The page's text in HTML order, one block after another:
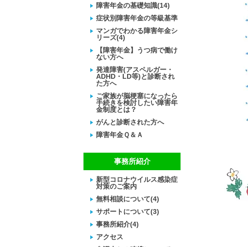
障害年金の基礎知識(14)
症状別障害年金の等級基準
マンガでわかる障害年金シ
リーズ(4)
【障害年金】うつ病で働け
ない方へ
発達障害(アスペルガー・
ADHD・LD等)と診断され
た方へ
ご家族が脳梗塞になったら
手続きを検討したい障害年
金制度とは？
がんと診断された方へ
障害年金Ｑ＆Ａ
事務所紹介
新型コロナウイルス感染症
対策のご案内
無料相談について(4)
サポートについて(3)
事務所紹介(4)
アクセス